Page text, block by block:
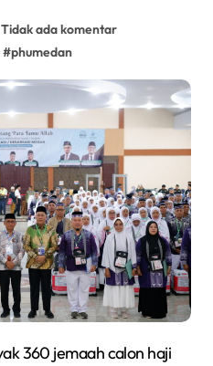
Tidak ada komentar
#phumedan